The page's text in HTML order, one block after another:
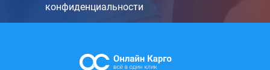
конфиденциальности